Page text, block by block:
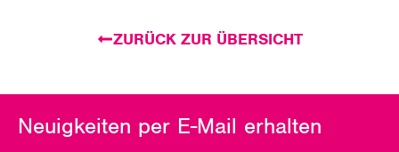
ZURÜCK ZUR ÜBERSICHT
Neuigkeiten per E-Mail erhalten